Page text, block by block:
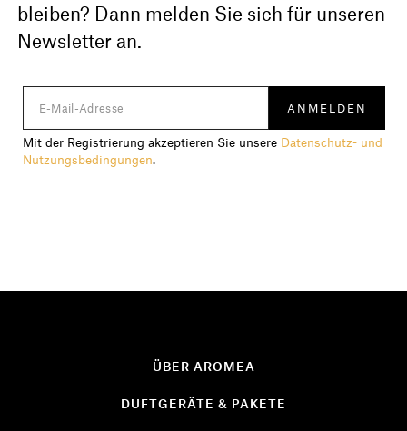
bleiben? Dann melden Sie sich für unseren
Newsletter an.
Mit der Registrierung akzeptieren Sie unsere Datenschutz- und
Nutzungsbedingungen.
ÜBER AROMEA
DUFTGERÄTE & PAKETE